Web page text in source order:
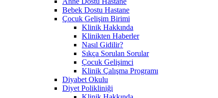
Bebek Dostu Hastane
Çocuk Gelişim Birimi
Klinik Hakkında
Klinikten Haberler
Nasıl Gidilir?
Sıkça Sorulan Sorular
Çocuk Gelişimci
Klinik Çalışma Programı
Diyabet Okulu
Diyet Polikliniği